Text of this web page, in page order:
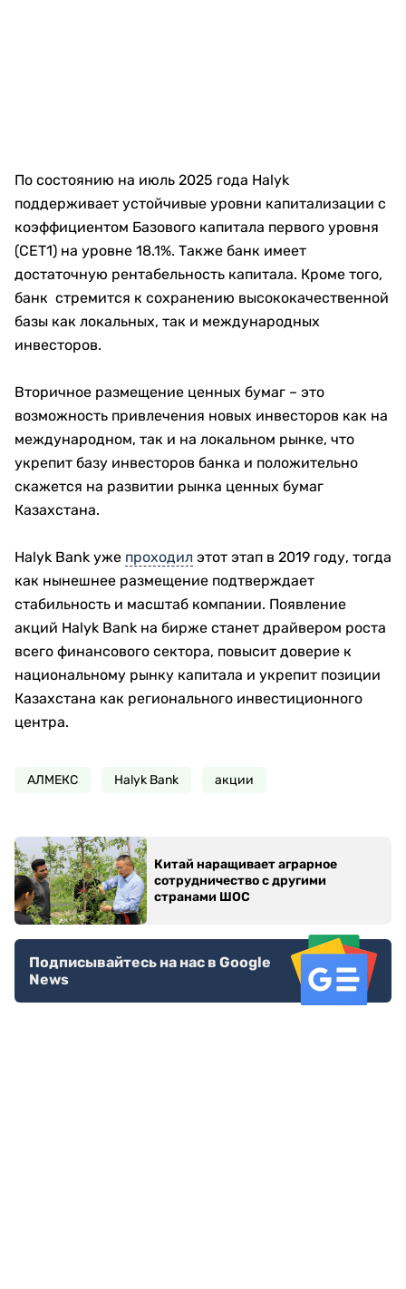
По состоянию на июль 2025 года Halyk
поддерживает устойчивые уровни капитализации с
коэффициентом Базового капитала первого уровня
(CET1) на уровне 18.1%. Также банк имеет
достаточную рентабельность капитала. Кроме того,
банк стремится к сохранению высококачественной
базы как локальных, так и международных
инвесторов.
Вторичное размещение ценных бумаг – это
возможность привлечения новых инвесторов как на
международном, так и на локальном рынке, что
укрепит базу инвесторов банка и положительно
скажется на развитии рынка ценных бумаг
Казахстана.
Halyk Bank уже проходил этот этап в 2019 году, тогда
как нынешнее размещение подтверждает
стабильность и масштаб компании. Появление
акций Halyk Bank на бирже станет драйвером роста
всего финансового сектора, повысит доверие к
национальному рынку капитала и укрепит позиции
Казахстана как регионального инвестиционного
центра.
АЛМЕКС Halyk Bank акции
Китай наращивает аграрное
сотрудничество с другими
странами ШОС
Подписывайтесь на нас в Google
News